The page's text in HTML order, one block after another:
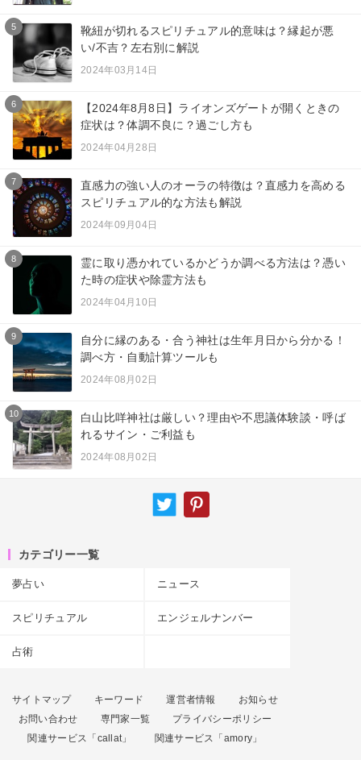
5
靴紐が切れるスピリチュアル的意味は？縁起が悪
い/不吉？左右別に解説
2024年03月14日
6
【2024年8月8日】ライオンズゲートが開くときの
症状は？体調不良に？過ごし方も
2024年04月28日
7
直感力の強い人のオーラの特徴は？直感力を高める
スピリチュアル的な方法も解説
2024年09月04日
8
霊に取り憑かれているかどうか調べる方法は？憑い
た時の症状や除霊方法も
2024年04月10日
9
自分に縁のある・合う神社は生年月日から分かる！
調べ方・自動計算ツールも
2024年08月02日
10
白山比咩神社は厳しい？理由や不思議体験談・呼ば
れるサイン・ご利益も
2024年08月02日
カテゴリー一覧
夢占い ニュース
スピリチュアル エンジェルナンバー
占術
サイトマップ キーワード 運営者情報
お知らせ
お問い合わせ
専門家一覧
プライバシーポリシー
関連サービス「callat」
関連サービス「amory」